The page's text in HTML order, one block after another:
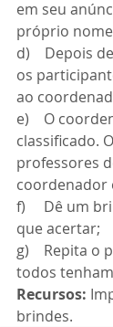
em seu
próprio
d)    Depois
os
ao
e)    O
classificado.
professores
coordenador
f)     Dê um
que acertar;
g)    Repita
todos
Recursos:
brindes.